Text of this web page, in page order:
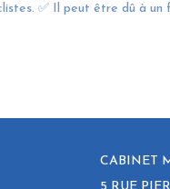
✅ Il peut être dû à
CABINET